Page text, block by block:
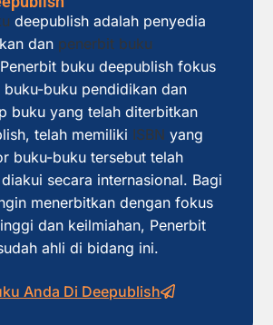
deepublish adalah penyedia
dan penerbit buku
buku deepublish fokus
buku-buku pendidikan dan
buku yang telah diterbitkan
telah memiliki ISBN yang
buku-buku tersebut telah
secara internasional. Bagi
menerbitkan dengan fokus
dan keilmiahan, Penerbit
ahli di bidang ini.
Anda Di Deepublish